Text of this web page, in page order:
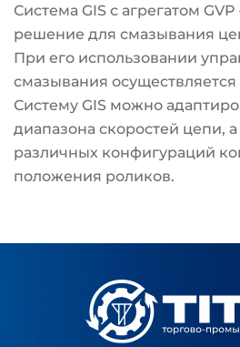
Система GIS с агрегатом
решение для смазывания
При его использовании
смазывания осуществляется
Систему GIS можно
диапазона скоростей цепи,
различных конфигураций
положения роликов.